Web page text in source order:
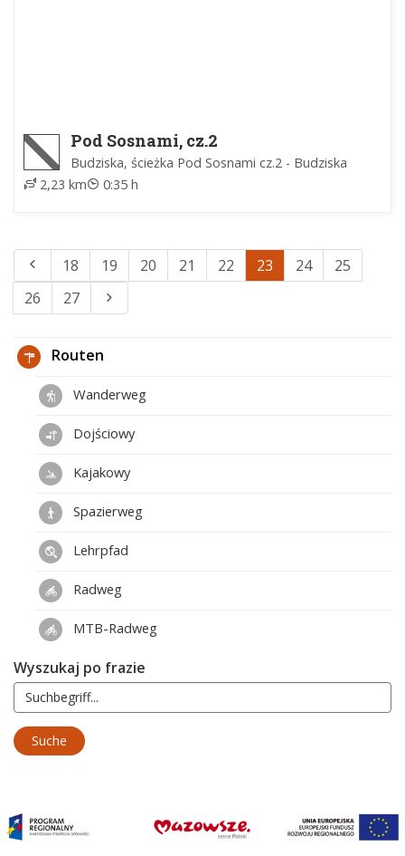
Pod Sosnami, cz.2
Budziska, ścieżka Pod Sosnami cz.2 - Budziska
2,23 km
0:35 h
18 19 20 21 22 23 24
25
26
27
Routen
Wanderweg
Dojściowy
Kajakowy
Spazierweg
Lehrpfad
Radweg
MTB-Radweg
Wyszukaj po frazie